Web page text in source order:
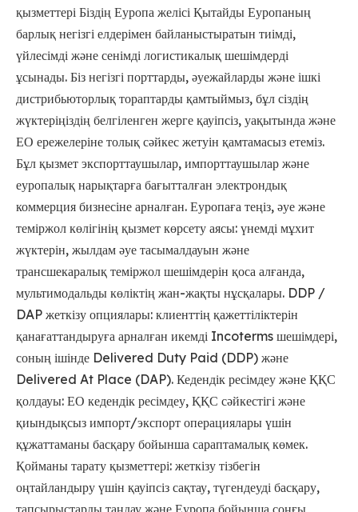
қызметтері Біздің Еуропа желісі Қытайды Еуропаның
барлық негізгі елдерімен байланыстыратын тиімді,
үйлесімді және сенімді логистикалық шешімдерді
ұсынады. Біз негізгі порттарды, әуежайларды және ішкі
дистрибьюторлық тораптарды қамтыймыз, бұл сіздің
жүктеріңіздің белгіленген жерге қауіпсіз, уақытында және
ЕО ережелеріне толық сәйкес жетуін қамтамасыз етеміз.
Бұл қызмет экспорттаушылар, импорттаушылар және
еуропалық нарықтарға бағытталған электрондық
коммерция бизнесіне арналған. Еуропаға теңіз, әуе және
теміржол көлігінің қызмет көрсету аясы: үнемді мұхит
жүктерін, жылдам әуе тасымалдауын және
трансшекаралық теміржол шешімдерін қоса алғанда,
мультимодальды көліктің жан-жақты нұсқалары. DDP /
DAP жеткізу опциялары: клиенттің қажеттіліктерін
қанағаттандыруға арналған икемді Incoterms шешімдері,
соның ішінде Delivered Duty Paid (DDP) және
Delivered At Place (DAP). Кедендік ресімдеу және ҚҚС
қолдауы: ЕО кедендік ресімдеу, ҚҚС сәйкестігі және
қиындықсыз импорт/экспорт операциялары үшін
құжаттаманы басқару бойынша сараптамалық көмек.
Қойманы тарату қызметтері: жеткізу тізбегін
оңтайландыру үшін қауіпсіз сақтау, түгендеуді басқару,
тапсырыстарды таңдау және Еуропа бойынша соңғы